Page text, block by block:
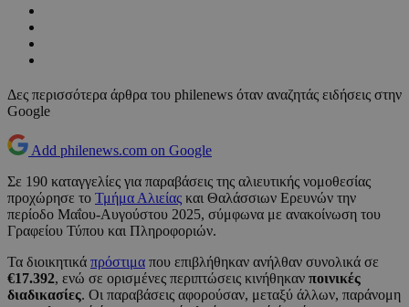
Δες περισσότερα άρθρα του philenews όταν αναζητάς ειδήσεις στην
Google
Add philenews.com on Google
Σε 190 καταγγελίες για παραβάσεις της αλιευτικής νομοθεσίας
προχώρησε το Τμήμα Αλιείας και Θαλάσσιων Ερευνών την
περίοδο Μαΐου-Αυγούστου 2025, σύμφωνα με ανακοίνωση του
Γραφείου Τύπου και Πληροφοριών.
Τα διοικητικά πρόστιμα που επιβλήθηκαν ανήλθαν συνολικά σε
€17.392, ενώ σε ορισμένες περιπτώσεις κινήθηκαν ποινικές
διαδικασίες. Οι παραβάσεις αφορούσαν, μεταξύ άλλων, παράνομη